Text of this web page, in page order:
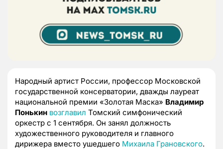
Народный артист России, профессор Московской
государственной консерватории, дважды лауреат
национальной премии «Золотая Маска» Владимир
Понькин возглавил Томский симфонический
оркестр с 1 сентября. Он занял должность
художественного руководителя и главного
дирижера вместо ушедшего Михаила Грановского.